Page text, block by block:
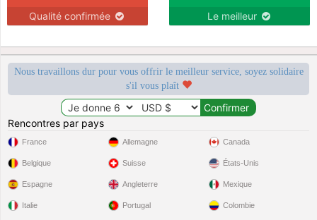
Qualité confirmée Le meilleur
Nous travaillons dur pour vous offrir le meilleur service, soyez solidaire
s'il vous plaît
Rencontres par pays
France
Belgique
Espagne
Italie
Allemagne
Suisse
Angleterre
Portugal
Canada
États-Unis
Mexique
Colombie